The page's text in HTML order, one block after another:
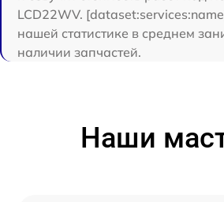
LCD22WV.
нашей статистике в среднем
наличии запчастей.
Наши